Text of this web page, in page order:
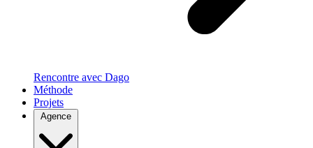
Rencontre avec Dago
Méthode
Projets
Agence